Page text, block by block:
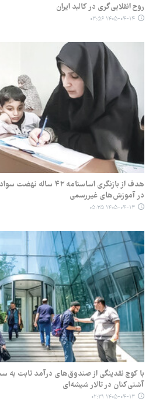
روح انقلابی‌گری در کالبد ایران
۱۴۰۵-۰۴-۱۴ ۰۳:۵۶
هدف از بازنگری
در آموزش‌های غیررسمی
۱۴۰۵-۰۴-۱۳ ۰۵:۳۵
با کوچ نقدینگی از صندوق‌های درآمد ثابت به
آشتی‌کنان در تالار شیشه‌ای
۱۴۰۵-۰۴-۱۳ ۰۲:۳۱